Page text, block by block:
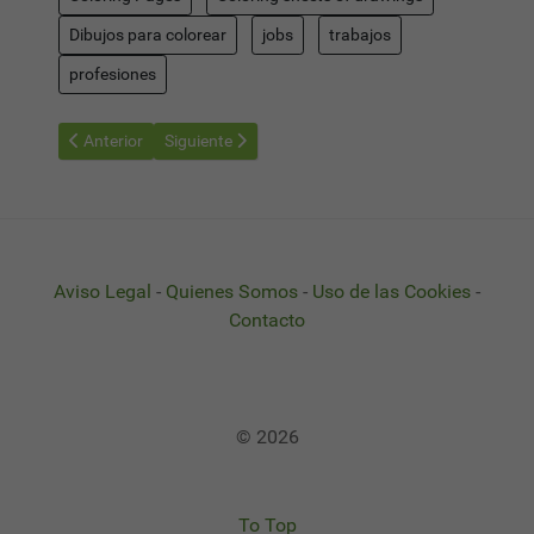
Dibujos para colorear jobs trabajos
profesiones
Artículo anterior: football Player - Dibujos Profesiones para
Anterior Artículo siguiente: Artist - Dibujos Profesiones
Siguiente
Aviso Legal - Quienes Somos - Uso de las Cookies -
Contacto
© 2026
To Top